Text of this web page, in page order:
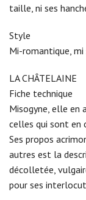
taille, ni ses
Style
Mi-romantique, mi
LA CHÂTELAINE
Fiche technique
Misogyne, elle
celles qui sont en
Ses propos
autres est la
décolletée,
pour ses